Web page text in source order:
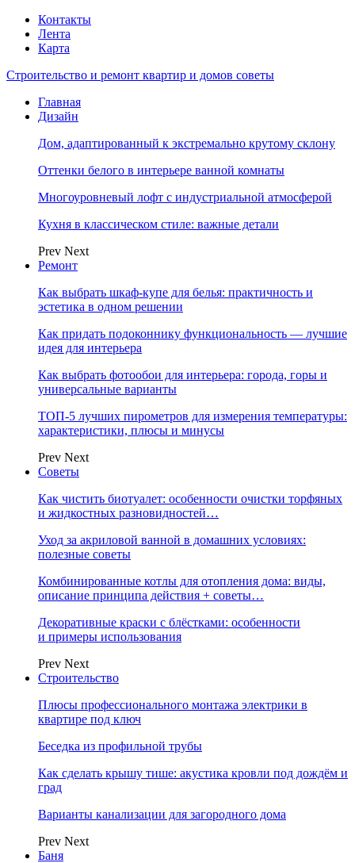
Контакты
Лента
Карта
Строительство и ремонт квартир и домов советы
Главная
Дизайн
Дом, адаптированный к экстремально крутому склону
Оттенки белого в интерьере ванной комнаты
Многоуровневый лофт с индустриальной атмосферой
Кухня в классическом стиле: важные детали
Prev Next
Ремонт
Как выбрать шкаф-купе для белья: практичность и
эстетика в одном решении
Как придать подоконнику функциональность — лучшие
идея для интерьера
Как выбрать фотообои для интерьера: города, горы и
универсальные варианты
ТОП-5 лучших пирометров для измерения температуры:
характеристики, плюсы и минусы
Prev Next
Советы
Как чистить биотуалет: особенности очистки торфяных
и жидкостных разновидностей…
Уход за акриловой ванной в домашних условиях:
полезные советы
Комбинированные котлы для отопления дома: виды,
описание принципа действия + советы…
Декоративные краски с блёстками: особенности
и примеры использования
Prev Next
Строительство
Плюсы профессионального монтажа электрики в
квартире под ключ
Беседка из профильной трубы
Как сделать крышу тише: акустика кровли под дождём и
град
Варианты канализации для загородного дома
Prev Next
Баня